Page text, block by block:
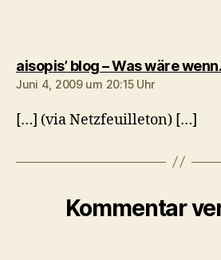
aisopis’ blog – Was wäre
Juni 4, 2009 um 20:15 Uhr
[…] (via Netzfeuilleton) […]
Kommentar